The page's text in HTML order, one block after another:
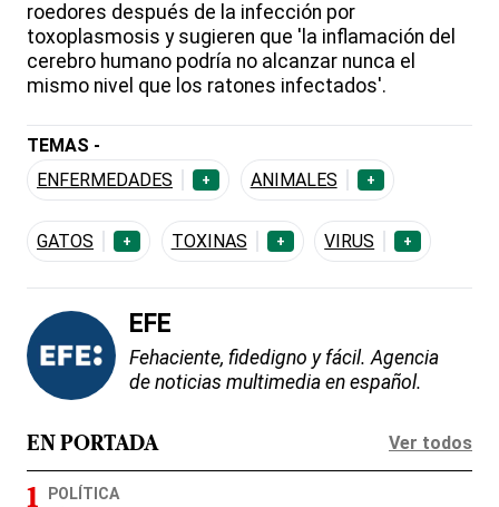
roedores después de la infección por
toxoplasmosis y sugieren que 'la inflamación del
cerebro humano podría no alcanzar nunca el
mismo nivel que los ratones infectados'.
TEMAS -
ENFERMEDADES
+ ANIMALES +
GATOS + TOXINAS + VIRUS +
EFE
Fehaciente, fidedigno y fácil. Agencia
de noticias multimedia en español.
EN PORTADA Ver todos
POLÍTICA